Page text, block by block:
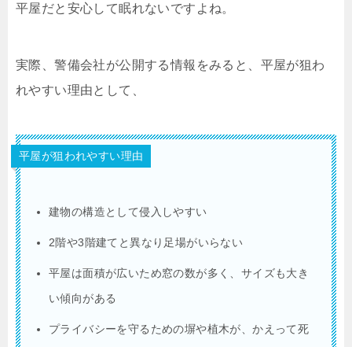
平屋だと安心して眠れないですよね。
実際、警備会社が公開する情報をみると、平屋が狙わ
れやすい理由として、
平屋が狙われやすい理由
建物の構造として侵入しやすい
2階や3階建てと異なり足場がいらない
平屋は面積が広いため窓の数が多く、サイズも大き
い傾向がある
プライバシーを守るための塀や植木が、かえって死